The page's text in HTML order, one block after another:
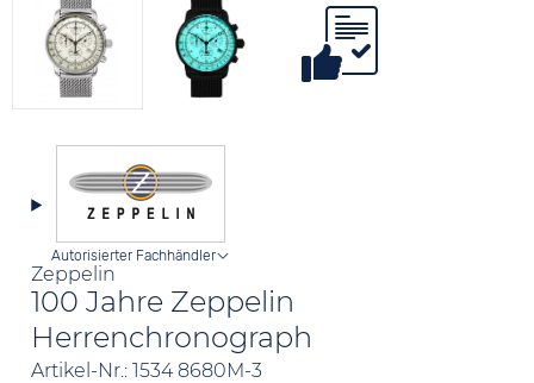
Zeppelin
100 Jahre Zeppelin
Herrenchronograph
Artikel-Nr.: 1534 8680M-3
Autorisierter Fachhändler